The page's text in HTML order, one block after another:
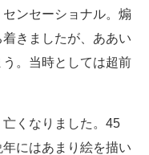
ンセーショナル。煽
きましたが、ああい
。当時としては超前
くなりました。45
にはあまり絵を描い